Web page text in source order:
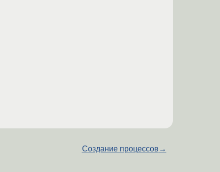
Создание процессов →